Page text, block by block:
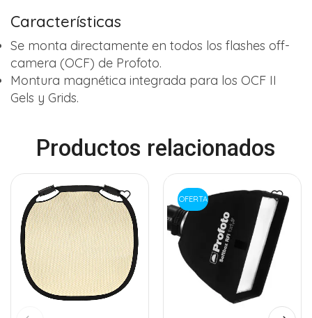
Características
Se monta directamente en todos los flashes off-
camera (OCF) de Profoto.
Montura magnética integrada para los OCF II
Gels y Grids.
Productos relacionados
OFERTA